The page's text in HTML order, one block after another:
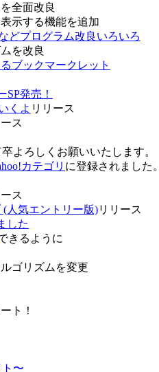
全面改良
示する機能を追加
どプログラム改良いろいろ
を改良
ブックマークレット
SP発売！
くよ リリース
ス
よろしくお願いいたします。
カテゴリ に登録されました。
ス
(人気エントリー版)リリース
した
きるように
ゴリズムを変更
ト！
〜